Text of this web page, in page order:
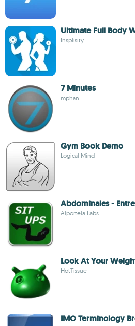
Ultimate Full Body
Insplisity
7 Minutes
mphan
Gym Book Demo
Logical Mind
Abdominales -
Alportela Labs
Look At Your
HotTissue
IMO Terminology